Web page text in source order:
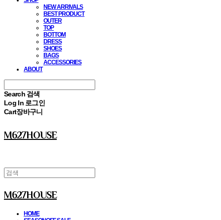
NEW ARRIVALS
BEST PRODUCT
OUTER
TOP
BOTTOM
DRESS
SHOES
BAGS
ACCESSORIES
ABOUT
Search 검색
Log In 로그인
Cart장바구니
M627HOUSE
M627HOUSE
HOME